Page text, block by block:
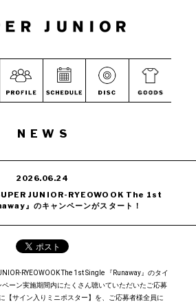
NEWS
2026.06.24
JUNIOR-RYEOWOOK The 1st
』のキャンペーンがスタート！
RYEOWOOK The 1st Single 『Runaway』のタイ
ペーン実施期間内にたくさん聴いていただいたご応募
【サイン入りミニポスター】を、ご応募者様全員に